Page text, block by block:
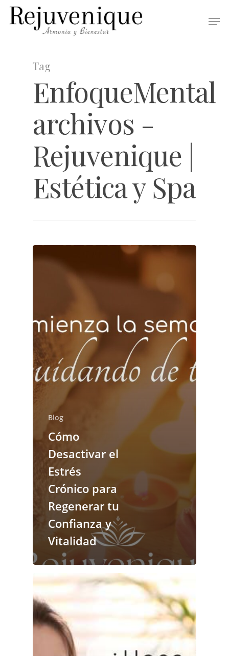
Tag
EnfoqueMental
archivos -
Rejuvenique |
Estética y Spa
Blog
Cómo
Desactivar el
Estrés
Crónico para
Regenerar tu
Confianza y
Vitalidad